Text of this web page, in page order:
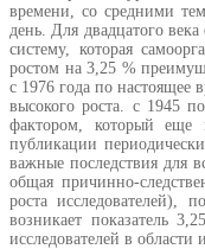
времени, со средними
день. Для двадцатого
систему, которая
ростом на 3,25 %
с 1976 года по настоящее
высокого роста. с 1945
фактором, который еще
публикации
важные последствия для
общая причинно-
роста исследователей),
возникает показатель
исследователей в области